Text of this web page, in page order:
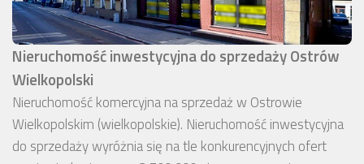
Nieruchomość inwestycyjna do sprzedaży Ostrów
Wielkopolski
Nieruchomość komercyjna na sprzedaż w Ostrowie
Wielkopolskim (wielkopolskie). Nieruchomość inwestycyjna
do sprzedaży wyróżnia się na tle konkurencyjnych ofert